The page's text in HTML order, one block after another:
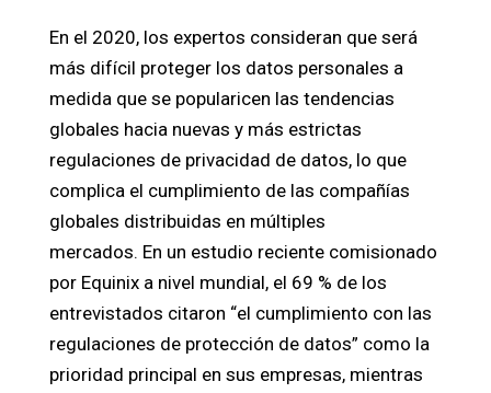
En el 2020, los expertos consideran que será
más difícil proteger los datos personales a
medida que se popularicen las tendencias
globales hacia nuevas y más estrictas
regulaciones de privacidad de datos, lo que
complica el cumplimiento de las compañías
globales distribuidas en múltiples
mercados. En un estudio reciente comisionado
por Equinix a nivel mundial, el 69 % de los
entrevistados citaron “el cumplimiento con las
regulaciones de protección de datos” como la
prioridad principal en sus empresas, mientras